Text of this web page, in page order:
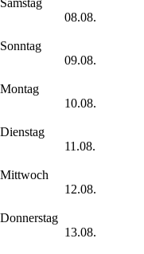
08.08.
Sonntag
09.08.
Montag
10.08.
Dienstag
11.08.
Mittwoch
12.08.
Donnerstag
13.08.